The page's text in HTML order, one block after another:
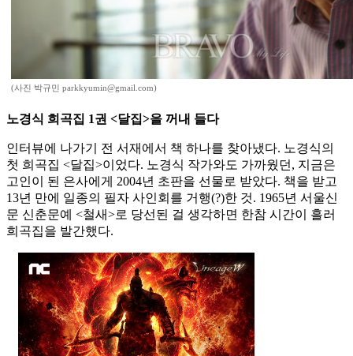
(사진 박규민 parkkyumin@gmail.com)
노경식 희곡집 1권 <달집>을 꺼내 들다
인터뷰에 나가기 전 서재에서 책 하나를 찾아냈다. 노경식의
첫 희곡집 <달집>이었다. 노경식 작가와도 가까웠던, 지금은
고인이 된 은사에게 2004년 초판을 선물로 받았다. 책을 받고
13년 만에 일종의 필자 사인회를 거행(?)한 것. 1965년 서울신
문 신춘문예 <철새>로 당선된 걸 생각하면 한참 시간이 흘러
희곡집을 발간했다.